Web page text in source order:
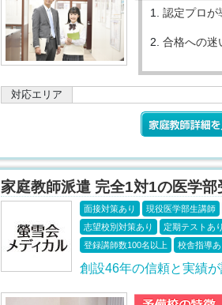
1. 認定プロが
2. 合格への迷
対応エリア
家庭教師派遣 完全1対1の医学部
面接対策あり 現役医学部生講師
志望校別対策あり
定期テストあり
登録講師数100名以上
校舎指導あ
創設46年の信頼と実績